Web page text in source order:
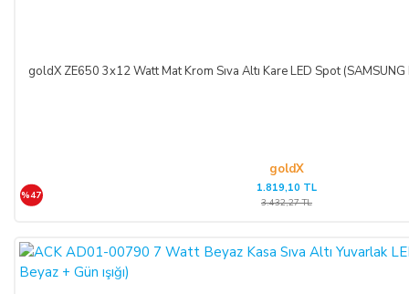
goldX ZE650 3x12 Watt Mat Krom Sıva Altı Kare LED Spot (SAMSUNG
goldX
%47
1.819,10 TL
3.432,27 TL